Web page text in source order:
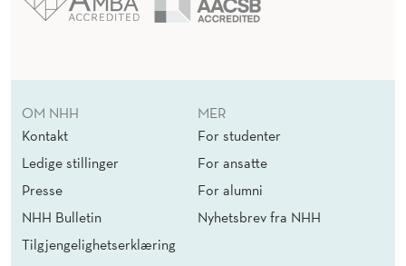
OM NHH
Kontakt
Ledige stillinger
Presse
NHH Bulletin
Tilgjengelighetserklæring
MER
For studenter
For ansatte
For alumni
Nyhetsbrev fra NHH